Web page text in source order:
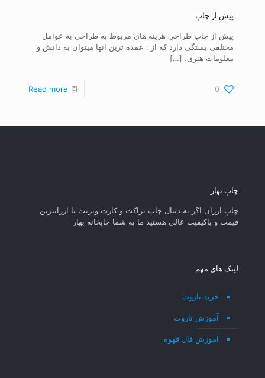
پیش از چاپ
پیش از چاپ طراحی هزینه های مربوط به طراحی به عوامل
مختلفی بستگی دارد که از : عمده ترین آنها میتوان به دانش و
معلومات هنری، […]
0
Read more
چاپ بهار
چاپ ارزان اگر به دنبال چاپ تراکت و کارت ویزیت با ارزانترین
قیمت و باکیفیت عالی هستید ما به شما چاپخانه بهار
لینک های مهم
خرید تاروت
آموزش تاروت
آموزش فال قهوه